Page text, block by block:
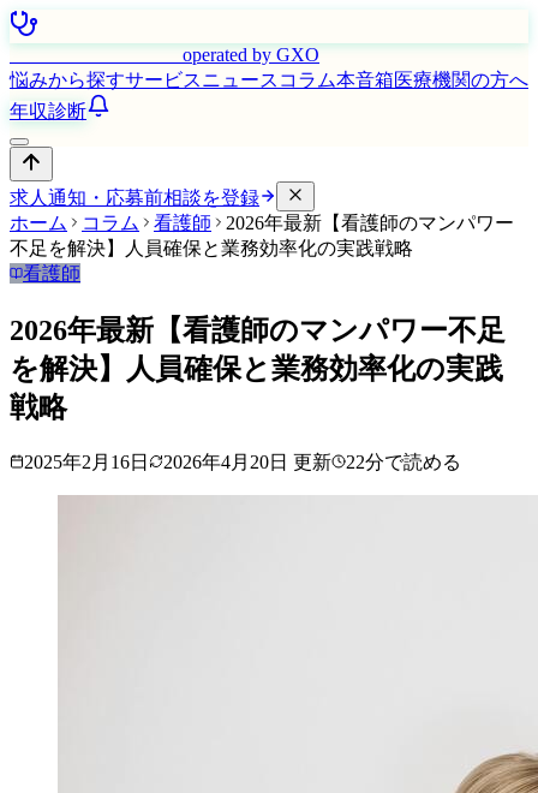
operated by GXO
悩みから探すサービスニュース コラム本音箱医療機関の方へ
年収診断
求人通知・応募前相談を登録
ホーム
コラム 看護師
2026年最新【看護師のマンパワー
不足を解決】人員確保と業務効率化の実践戦略
看護師
2026年最新【看護師のマンパワー不足
を解決】人員確保と業務効率化の実践
戦略
2025年2月16日 2026年4月20日 更新 22分で読める